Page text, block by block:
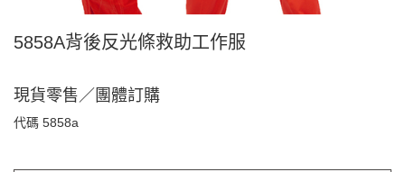
5858A背後反光條救助工作服
現貨零售／團體訂購
代碼 5858a